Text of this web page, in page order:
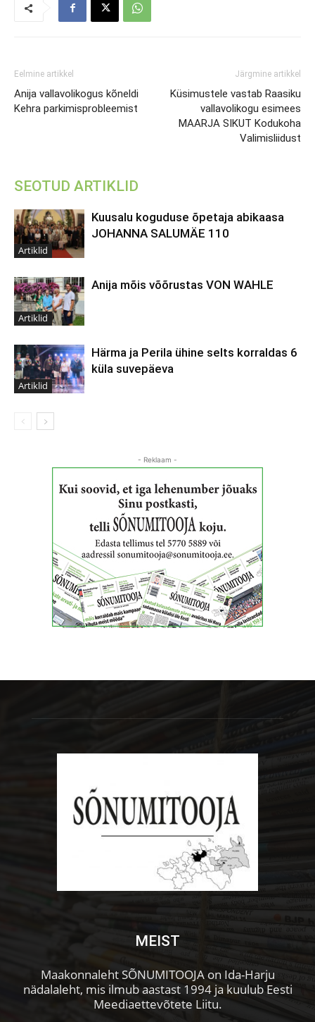
Eelmine artikkel
Anija vallavolikogus kõneldi
Kehra parkimisprobleemist
Järgmine artikkel
Küsimustele vastab Raasiku
vallavolikogu esimees
MAARJA SIKUT Kodukoha
Valimisliidust
SEOTUD ARTIKLID
Artiklid
Kuusalu koguduse õpetaja abikaasa
JOHANNA SALUMÄE 110
Artiklid
Anija mõis võõrustas VON WAHLE
Artiklid
Härma ja Perila ühine selts korraldas 6
küla suvepäeva
- Reklaam -
MEIST
Maakonnaleht SÕNUMITOOJA on Ida-Harju
nädalaleht, mis ilmub aastast 1994 ja kuulub Eesti
Meediaettevõtete Liitu.